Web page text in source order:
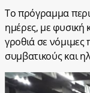
Το πρόγραμμα
ημέρες, με φυσική
γροθιά σε νόμιμες
συμβατικούς και